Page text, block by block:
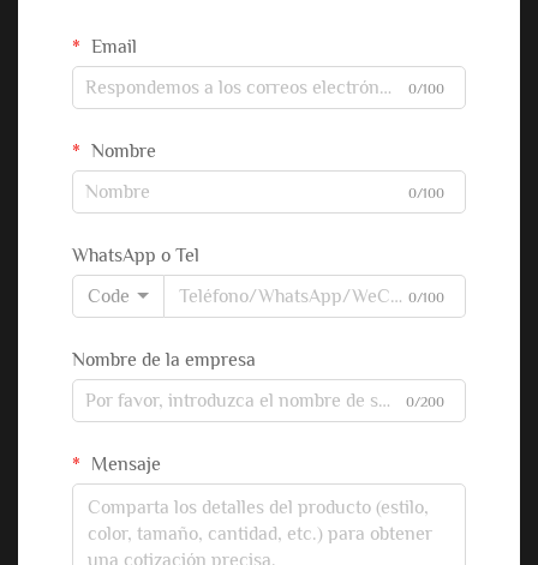
Email
0/100
Nombre
0/100
WhatsApp o Tel
Code
0/100
Nombre de la empresa
0/200
Mensaje